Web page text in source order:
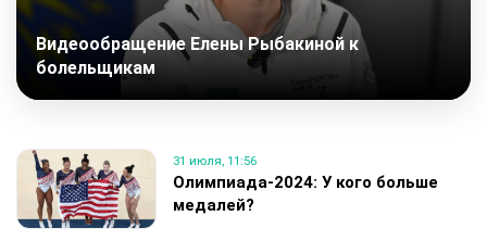
Видеообращение Елены Рыбакиной к
болельщикам
31 июля, 11:56
Олимпиада-2024: У кого больше
медалей?